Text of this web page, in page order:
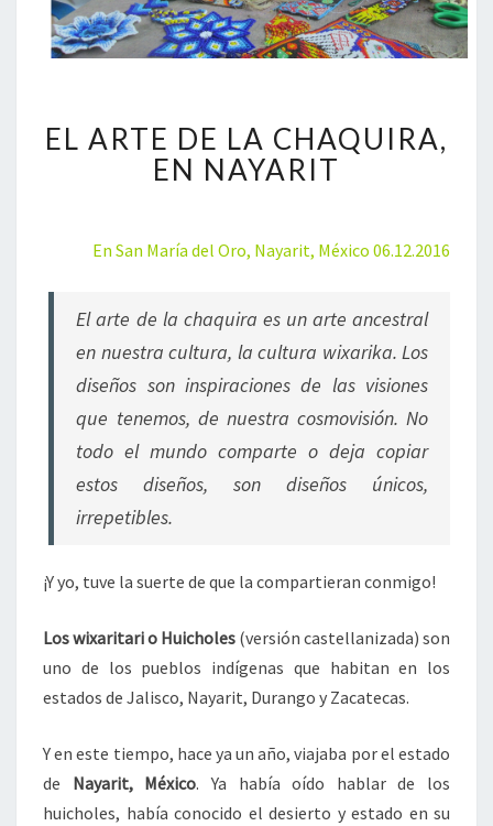
L
A
R
D
A
C
H
Q
U
I
E
A
Y
A
EL ARTE DE LA CHAQUIRA,
EN NAYARIT
En San María del Oro, Nayarit, México 06.12.2016
El arte de la chaquira es un arte ancestral
en nuestra cultura, la cultura wixarika. Los
diseños son inspiraciones de las visiones
que tenemos, de nuestra cosmovisión. No
todo el mundo comparte o deja copiar
estos diseños, son diseños únicos,
irrepetibles.
¡Y yo, tuve la suerte de que la compartieran conmigo!
Los wixaritari o Huicholes (versión castellanizada) son
uno de los pueblos indígenas que habitan en los
estados de Jalisco, Nayarit, Durango y Zacatecas.
Y en este tiempo, hace ya un año, viajaba por el estado
de Nayarit, México. Ya había oído hablar de los
huicholes, había conocido el desierto y estado en su